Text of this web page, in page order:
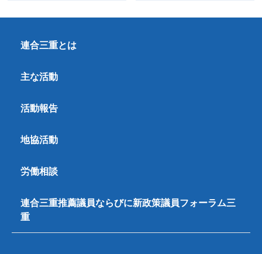
連合三重とは
主な活動
活動報告
地協活動
労働相談
連合三重推薦議員ならびに新政策議員フォーラム三
重